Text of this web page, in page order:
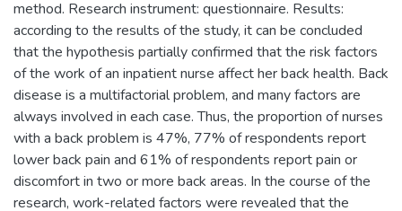
method. Research instrument: questionnaire. Results:
according to the results of the study, it can be concluded
that the hypothesis partially confirmed that the risk factors
of the work of an inpatient nurse affect her back health. Back
disease is a multifactorial problem, and many factors are
always involved in each case. Thus, the proportion of nurses
with a back problem is 47%, 77% of respondents report
lower back pain and 61% of respondents report pain or
discomfort in two or more back areas. In the course of the
research, work-related factors were revealed that the